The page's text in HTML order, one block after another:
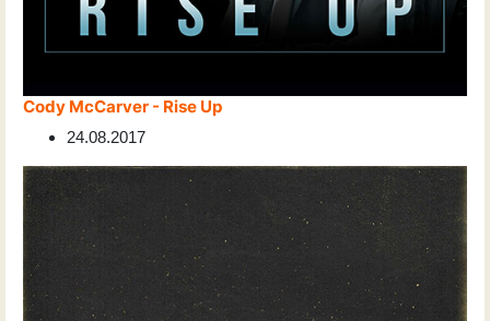
Cody McCarver - Rise Up
24.08.2017